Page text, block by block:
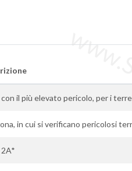
con il più elevato pericolo, per i
in cui si verificano pericolosi
2A*